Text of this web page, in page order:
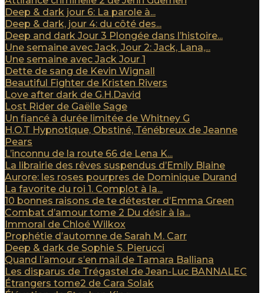
Deep & dark jour 6: La parole à...
Deep & dark, jour 4: du côté des...
Deep and dark Jour 3 Plongée dans l’histoire...
Une semaine avec Jack, Jour 2: Jack, Lana,...
Une semaine avec Jack Jour 1
Dette de sang de Kevin Wignall
Beautiful Fighter de Kristen Rivers
Love after dark de G.H.David
Lost Rider de Gaëlle Sage
Un fiancé à durée limitée de Whitney G
H.O.T Hypnotique, Obstiné, Ténébreux de Jeanne
Pears
L’inconnu de la route 66 de Lena K...
La librairie des rêves suspendus d’Emily Blaine
Aurore: les roses pourpres de Dominique Durand
La favorite du roi 1. Complot à la...
10 bonnes raisons de te détester d’Emma Green
Combat d’amour tome 2 Du désir à la...
Immoral de Chloé Wilkox
Prophétie d’automne de Sarah M. Carr
Deep & dark de Sophie S. Pierucci
Quand l’amour s’en mail de Tamara Balliana
Les disparus de Trégastel de Jean-Luc BANNALEC
Étrangers tome2 de Cara Solak